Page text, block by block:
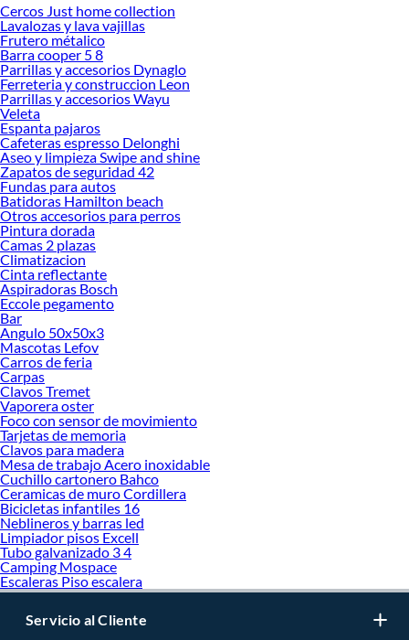
Cercos Just home collection
Lavalozas y lava vajillas
Frutero métalico
Barra cooper 5 8
Parrillas y accesorios Dynaglo
Ferreteria y construccion Leon
Parrillas y accesorios Wayu
Veleta
Espanta pajaros
Cafeteras espresso Delonghi
Aseo y limpieza Swipe and shine
Zapatos de seguridad 42
Fundas para autos
Batidoras Hamilton beach
Otros accesorios para perros
Pintura dorada
Camas 2 plazas
Climatizacion
Cinta reflectante
Aspiradoras Bosch
Eccole pegamento
Bar
Angulo 50x50x3
Mascotas Lefov
Carros de feria
Carpas
Clavos Tremet
Vaporera oster
Foco con sensor de movimiento
Tarjetas de memoria
Clavos para madera
Mesa de trabajo Acero inoxidable
Cuchillo cartonero Bahco
Ceramicas de muro Cordillera
Bicicletas infantiles 16
Neblineros y barras led
Limpiador pisos Excell
Tubo galvanizado 3 4
Camping Mospace
Escaleras Piso escalera
Servicio al Cliente